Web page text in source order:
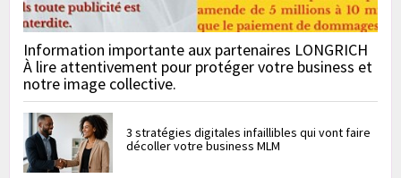
Information importante aux partenaires LONGRICH
À lire attentivement pour protéger votre business et
notre image collective.
3 stratégies digitales infaillibles qui vont faire
décoller votre business MLM